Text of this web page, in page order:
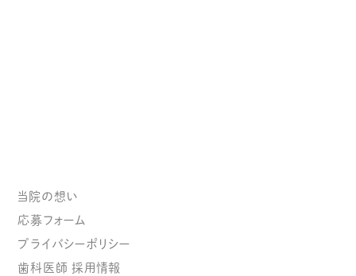
当院の想い
応募フォーム
プライバシーポリシー
歯科医師 採用情報